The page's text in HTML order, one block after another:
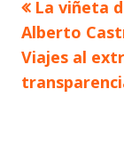
de
entradas
Artículo
anterior
La viñeta
Alberto
Viajes al